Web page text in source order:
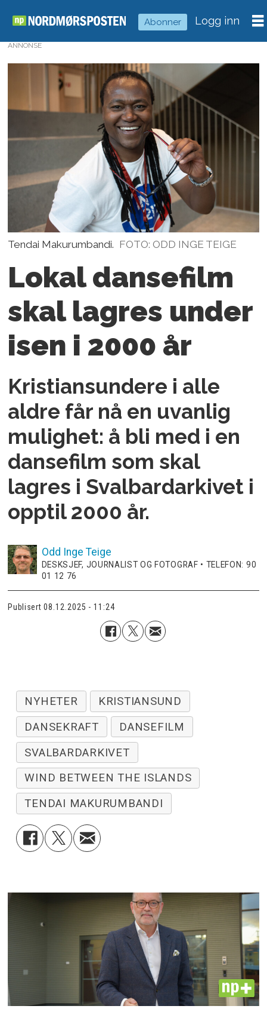
Abonner Logg inn
ANNONSE
Tendai Makurumbandi. FOTO: ODD INGE TEIGE
Lokal dansefilm
skal lagres under
isen i 2000 år
Kristiansundere i alle
aldre får nå en uvanlig
mulighet: å bli med i en
dansefilm som skal
lagres i Svalbardarkivet i
opptil 2000 år.
Odd Inge Teige
DESKSJEF, JOURNALIST OG FOTOGRAF • TELEFON: 90
01 12 76
Publisert 08.12.2025 - 11:24
NYHETER
KRISTIANSUND
DANSEKRAFT
DANSEFILM
SVALBARDARKIVET
WIND BETWEEN THE ISLANDS
TENDAI MAKURUMBANDI
PLUS